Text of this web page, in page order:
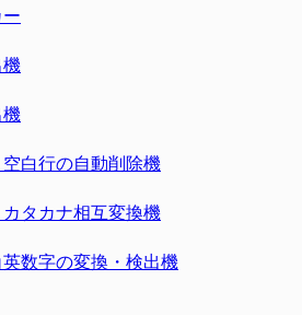
機
機
白行の自動削除機
タカナ相互変換機
数字の変換・検出機